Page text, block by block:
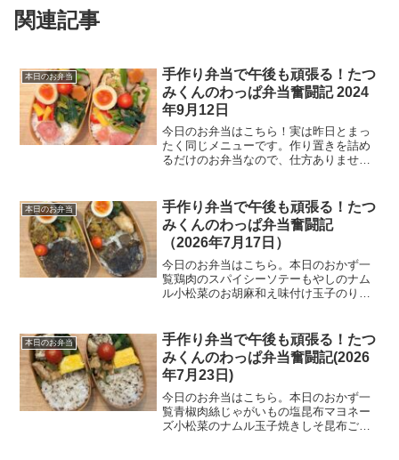
関連記事
本日のお弁当
手作り弁当で午後も頑張る！たつ
みくんのわっぱ弁当奮闘記 2024
年9月12日
今日のお弁当はこちら！実は昨日とまっ
たく同じメニューです。作り置きを詰め
るだけのお弁当なので、仕方ありません
ャンプルー副菜たち小松菜のちりめん山
椒和え味付け茹で玉子ご飯...
本日のお弁当
手作り弁当で午後も頑張る！たつ
みくんのわっぱ弁当奮闘記
（2026年7月17日）
今日のお弁当はこちら。本日のおかず一
覧鶏肉のスパイシーソテーもやしのナム
ル小松菜のお胡麻和え味付け玉子のり弁
にマイナンバーカードを受け取りに行っ
てきました。申請はオン...
本日のお弁当
手作り弁当で午後も頑張る！たつ
みくんのわっぱ弁当奮闘記(2026
年7月23日)
今日のお弁当はこちら。本日のおかず一
覧青椒肉絲じゃがいもの塩昆布マヨネー
ズ小松菜のナムル玉子焼きしそ昆布ご飯